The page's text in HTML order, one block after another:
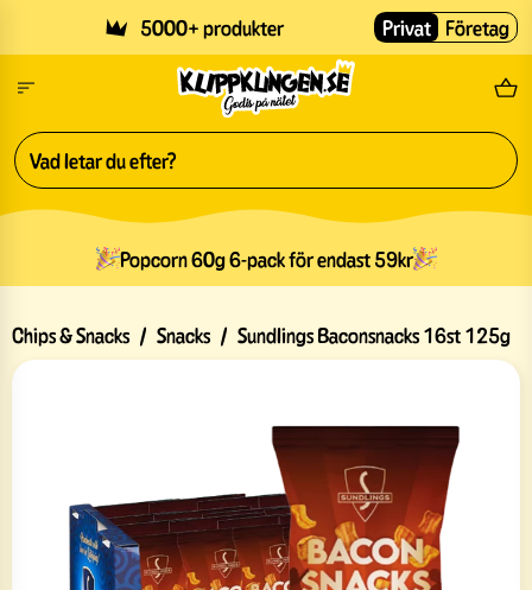
5000+ produkter Fri
Privat Företag
Popcorn 60g 6-pack för endast 59kr
Chips & Snacks / Snacks / Sundlings Baconsnacks 16st 125g